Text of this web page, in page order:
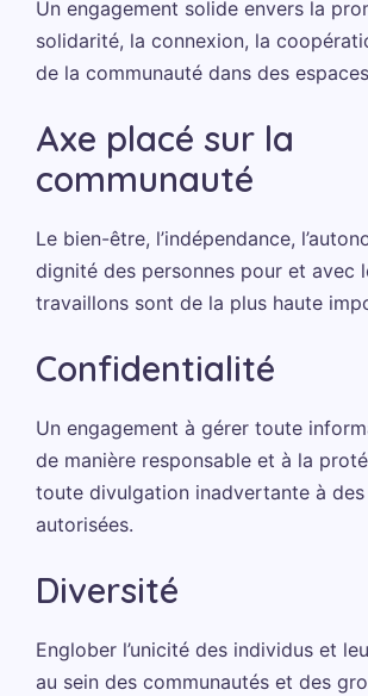
Un engagement solide envers la
solidarité, la connexion, la
de la communauté dans des
Axe placé sur la
communauté
Le bien-être, l’indépendance,
dignité des personnes pour et avec
travaillons sont de la plus haute
Confidentialité
Un engagement à gérer toute
de manière responsable et à la
toute divulgation inadvertante à
autorisées.
Diversité
Englober l’unicité des individus et
au sein des communautés et des